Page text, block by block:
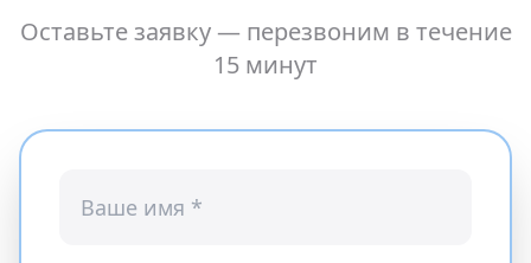
Оставьте заявку — перезвоним в течение
15 минут